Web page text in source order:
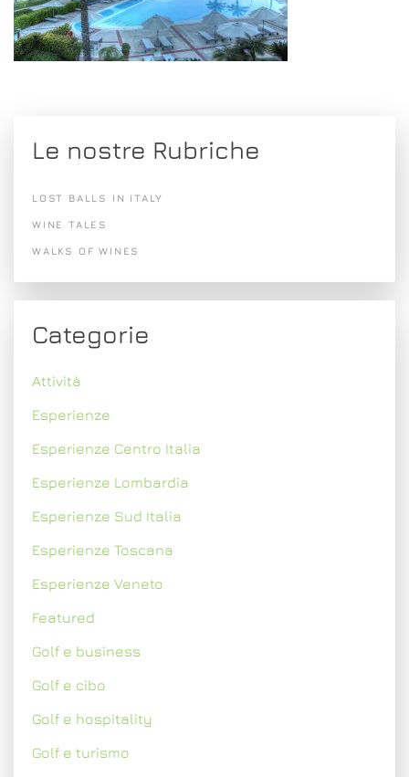
Le nostre Rubriche
LOST BALLS IN ITALY
WINE TALES
WALKS OF WINES
Categorie
Attività
Esperienze
Esperienze Centro Italia
Esperienze Lombardia
Esperienze Sud Italia
Esperienze Toscana
Esperienze Veneto
Featured
Golf e business
Golf e cibo
Golf e hospitality
Golf e turismo